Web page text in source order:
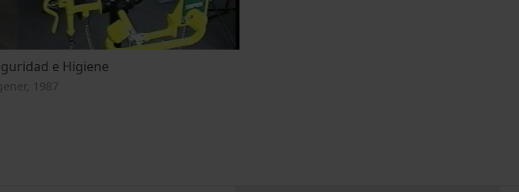
e Higiene
1987